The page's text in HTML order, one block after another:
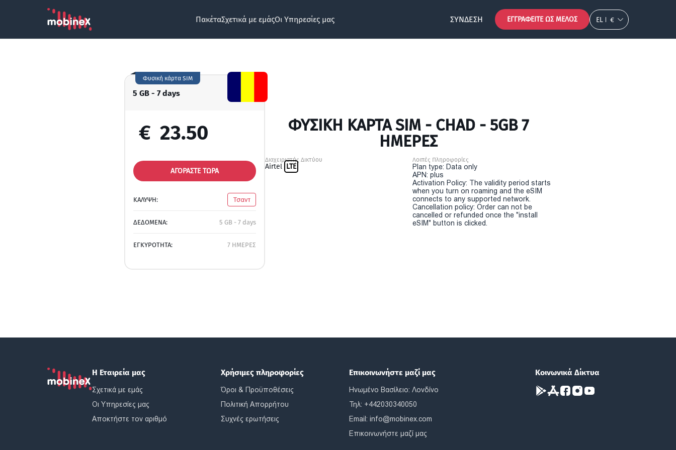
ΠακέταΣχετικά με εμάςΟι Υπηρεσίες μας ΣΎΝΔΕΣΗ ΕΓΓΡΑΦΕΊΤΕ ΩΣ ΜΈΛΟΣ EL €
5 GB - 7 days
Φυσική κάρτα SIM
€ 23.50
ΑΓΟΡΑΣΤΕ ΤΩΡΑ
ΚΑΛΥΨΗ: Τσαντ
ΔΕΔΟΜΕΝΑ: 5 GB - 7 days
ΕΓΚΥΡΟΤΗΤΑ: 7 ΗΜΕΡΕΣ
ΦΥΣΙΚΉ ΚΆΡΤΑ SIM - CHAD - 5GB 7
ΗΜΕΡΕΣ
Διαχειριστής Δικτύου
Airtel LTE
Λοιπές Πληροφορίες
Plan type: Data only
APN: plus
Activation Policy: The validity period starts
when you turn on roaming and the eSIM
connects to any supported network.
Cancellation policy: Order can not be
cancelled or refunded once the "install
eSIM" button is clicked.
Η Εταιρεία μας
Σχετικά με εμάς
Οι Υπηρεσίες μας
Αποκτήστε τον αριθμό
Χρήσιμες πληροφορίες
Όροι & Προϋποθέσεις
Πολιτική Απορρήτου
Συχνές ερωτήσεις
Επικοινωνήστε μαζί μας
Ηνωμένο Βασίλειο: Λονδίνο
Τηλ: +442030340050
Email:info@mobinex.com
Επικοινωνήστε μαζί μας
Κοινωνικά Δίκτυα